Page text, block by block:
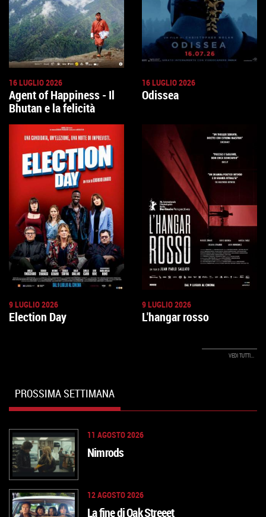
16 LUGLIO 2026
Agent of Happiness - Il
Bhutan e la felicità
16 LUGLIO 2026
Odissea
9 LUGLIO 2026
Election Day
9 LUGLIO 2026
L'hangar rosso
VEDI TUTTI...
PROSSIMA SETTIMANA
VAI ALLA SCHEDA
11 AGOSTO 2026
Nimrods
12 AGOSTO 2026
La fine di Oak Streeet